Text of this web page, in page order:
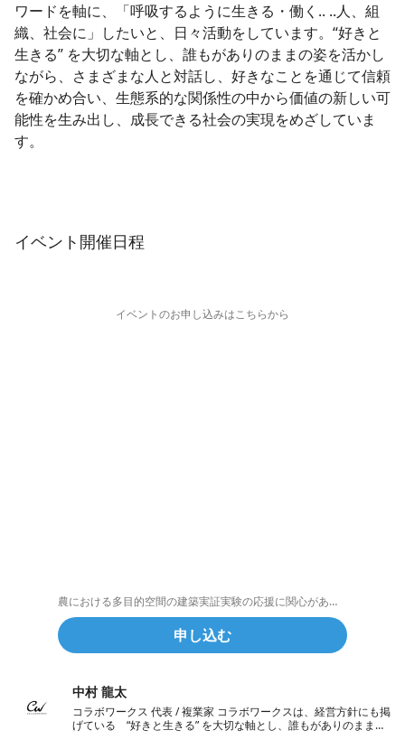
ワードを軸に、「呼吸するように生きる・働く.. ..人、組
織、社会に」したいと、日々活動をしています。“好きと
生きる” を大切な軸とし、誰もがありのままの姿を活かし
ながら、さまざまな人と対話し、好きなことを通じて信頼
を確かめ合い、生態系的な関係性の中から価値の新しい可
能性を生み出し、成長できる社会の実現をめざしていま
す。
イベント開催日程
イベントのお申し込みはこちらから
農における多目的空間の建築実証実験の応援に関心がある企業・団体やメンバーはこちらからご登録をお願いします。
申し込む
中村 龍太
コラボワークス 代表 / 複業家 コラボワークスは、経営方針にも掲
げている “好きと生きる” を大切な軸とし、誰もがありのままの